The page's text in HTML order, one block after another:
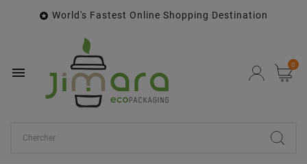
 World's Fastest Online Shopping Destination
 0